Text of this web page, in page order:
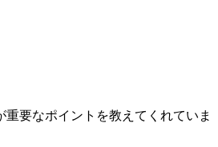
要なポイントを教えてくれていま